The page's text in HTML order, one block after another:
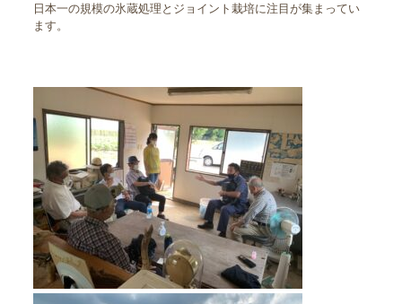
日本一の規模の氷蔵処理とジョイント栽培に注目が集まってい
ます。